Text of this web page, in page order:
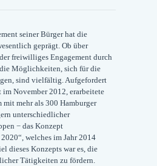
seiner Bürger hat die
geprägt. Ob über
freiwilliges Engagement durch
Möglichkeiten, sich für die
sind vielfältig. Aufgefordert
November 2012, erarbeitete
mit mehr als 300 Hamburger
unterschiedlicher
− das Konzept
2020“, welches im Jahr 2014
dieses Konzepts war es, die
Tätigkeiten zu fördern.